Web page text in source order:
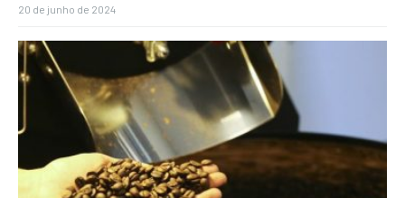
20 de junho de 2024